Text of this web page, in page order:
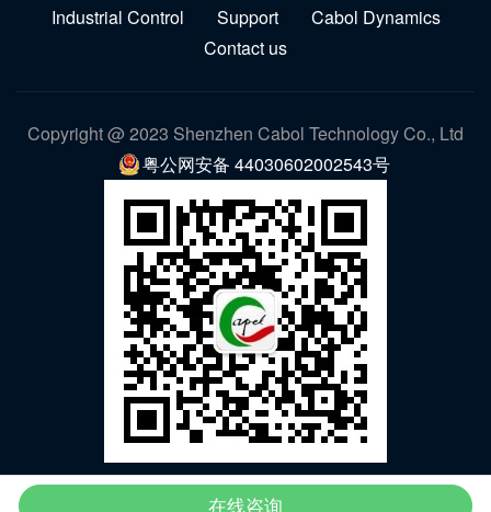
Industrial Control
Support
Cabol Dynamics
Contact us
Copyright @ 2023 Shenzhen Cabol Technology Co., Ltd
粤公网安备 44030602002543号
WeChat
在线咨询